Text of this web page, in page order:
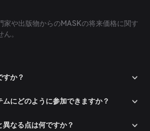
家や出版物からのMASKの将来価格に関す
。
すか？
にどのように参加できますか？
なる点は何ですか？